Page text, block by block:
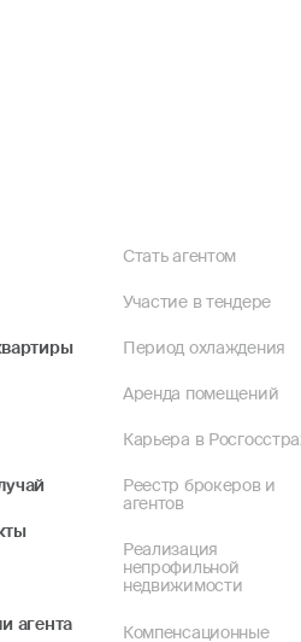
агента
Стать агентом
Участие в тендере
Период охлаждения
Аренда помещений
Карьера в
Реестр брокеров и
агентов
Реализация
непрофильной
недвижимости
Компенсационные